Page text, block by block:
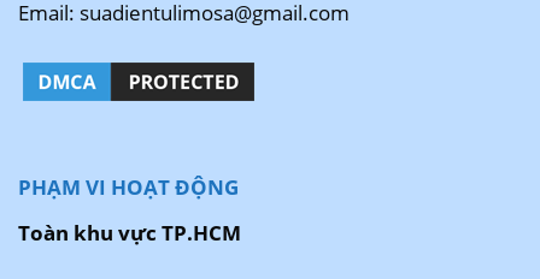
Email: suadientulimosa@gmail.com
PHẠM VI HOẠT ĐỘNG
Toàn khu vực TP.HCM